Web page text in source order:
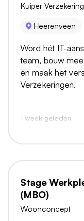
Kuiper
Heerenveen
Word hét IT-
team, bouw
en maak het
Verzekeringen.
1 week geleden
Stage
(MBO)
Woonconcept